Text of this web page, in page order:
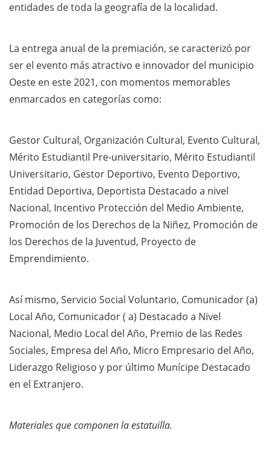
entidades de toda la geografía de la localidad.
La entrega anual de la premiación, se caracterizó por
ser el evento más atractivo e innovador del municipio
Oeste en este 2021, con momentos memorables
enmarcados en categorías como:
Gestor Cultural, Organización Cultural, Evento Cultural,
Mérito Estudiantil Pre-universitario, Mérito Estudiantil
Universitario, Gestor Deportivo, Evento Deportivo,
Entidad Deportiva, Deportista Destacado a nivel
Nacional, Incentivo Protección del Medio Ambiente,
Promoción de los Derechos de la Niñez, Promoción de
los Derechos de la Juventud, Proyecto de
Emprendimiento.
Así mismo, Servicio Social Voluntario, Comunicador (a)
Local Año, Comunicador ( a) Destacado a Nivel
Nacional, Medio Local del Año, Premio de las Redes
Sociales, Empresa del Año, Micro Empresario del Año,
Liderazgo Religioso y por último Munícipe Destacado
en el Extranjero.
Materiales que componen la estatuilla.